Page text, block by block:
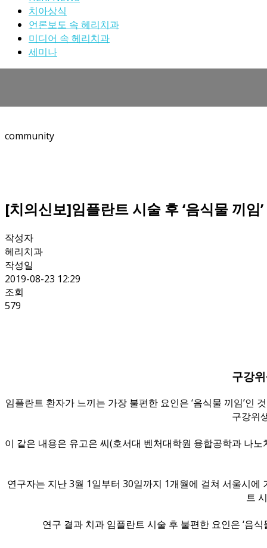
치아상식
언론보도 속 헤리치과
미디어 속 헤리치과
세미나
community
[치의신보]임플란트 시술 후 ‘음식물 끼임
작성자
헤리치과
작성일
2019-08-23 12:29
조회
579
구강
임플란트 환자가 느끼는 가장 불편한 요인은 ‘음식물 끼임’인
구강위
이 같은 내용은 유고은 씨(호서대 벤처대학원 융합공학과 나
연구자는 지난 3월 1일부터 30일까지 1개월에 걸쳐 서울시
트
연구 결과 치과 임플란트 시술 후 불편한 요인은 ‘음식